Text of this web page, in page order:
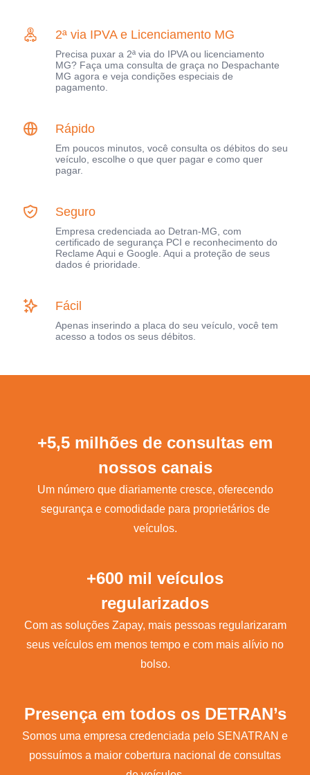
2ª via IPVA e Licenciamento MG
Precisa puxar a 2ª via do IPVA ou licenciamento
MG? Faça uma consulta de graça no Despachante
MG agora e veja condições especiais de
pagamento.
Rápido
Em poucos minutos, você consulta os débitos do seu
veículo, escolhe o que quer pagar e como quer
pagar.
Seguro
Empresa credenciada ao Detran-MG, com
certificado de segurança PCI e reconhecimento do
Reclame Aqui e Google. Aqui a proteção de seus
dados é prioridade.
Fácil
Apenas inserindo a placa do seu veículo, você tem
acesso a todos os seus débitos.
+5,5 milhões de consultas em
nossos canais
Um número que diariamente cresce, oferecendo
segurança e comodidade para proprietários de
veículos.
+600 mil veículos
regularizados
Com as soluções Zapay, mais pessoas regularizaram
seus veículos em menos tempo e com mais alívio no
bolso.
Presença em todos os DETRAN’s
Somos uma empresa credenciada pelo SENATRAN e
possuímos a maior cobertura nacional de consultas